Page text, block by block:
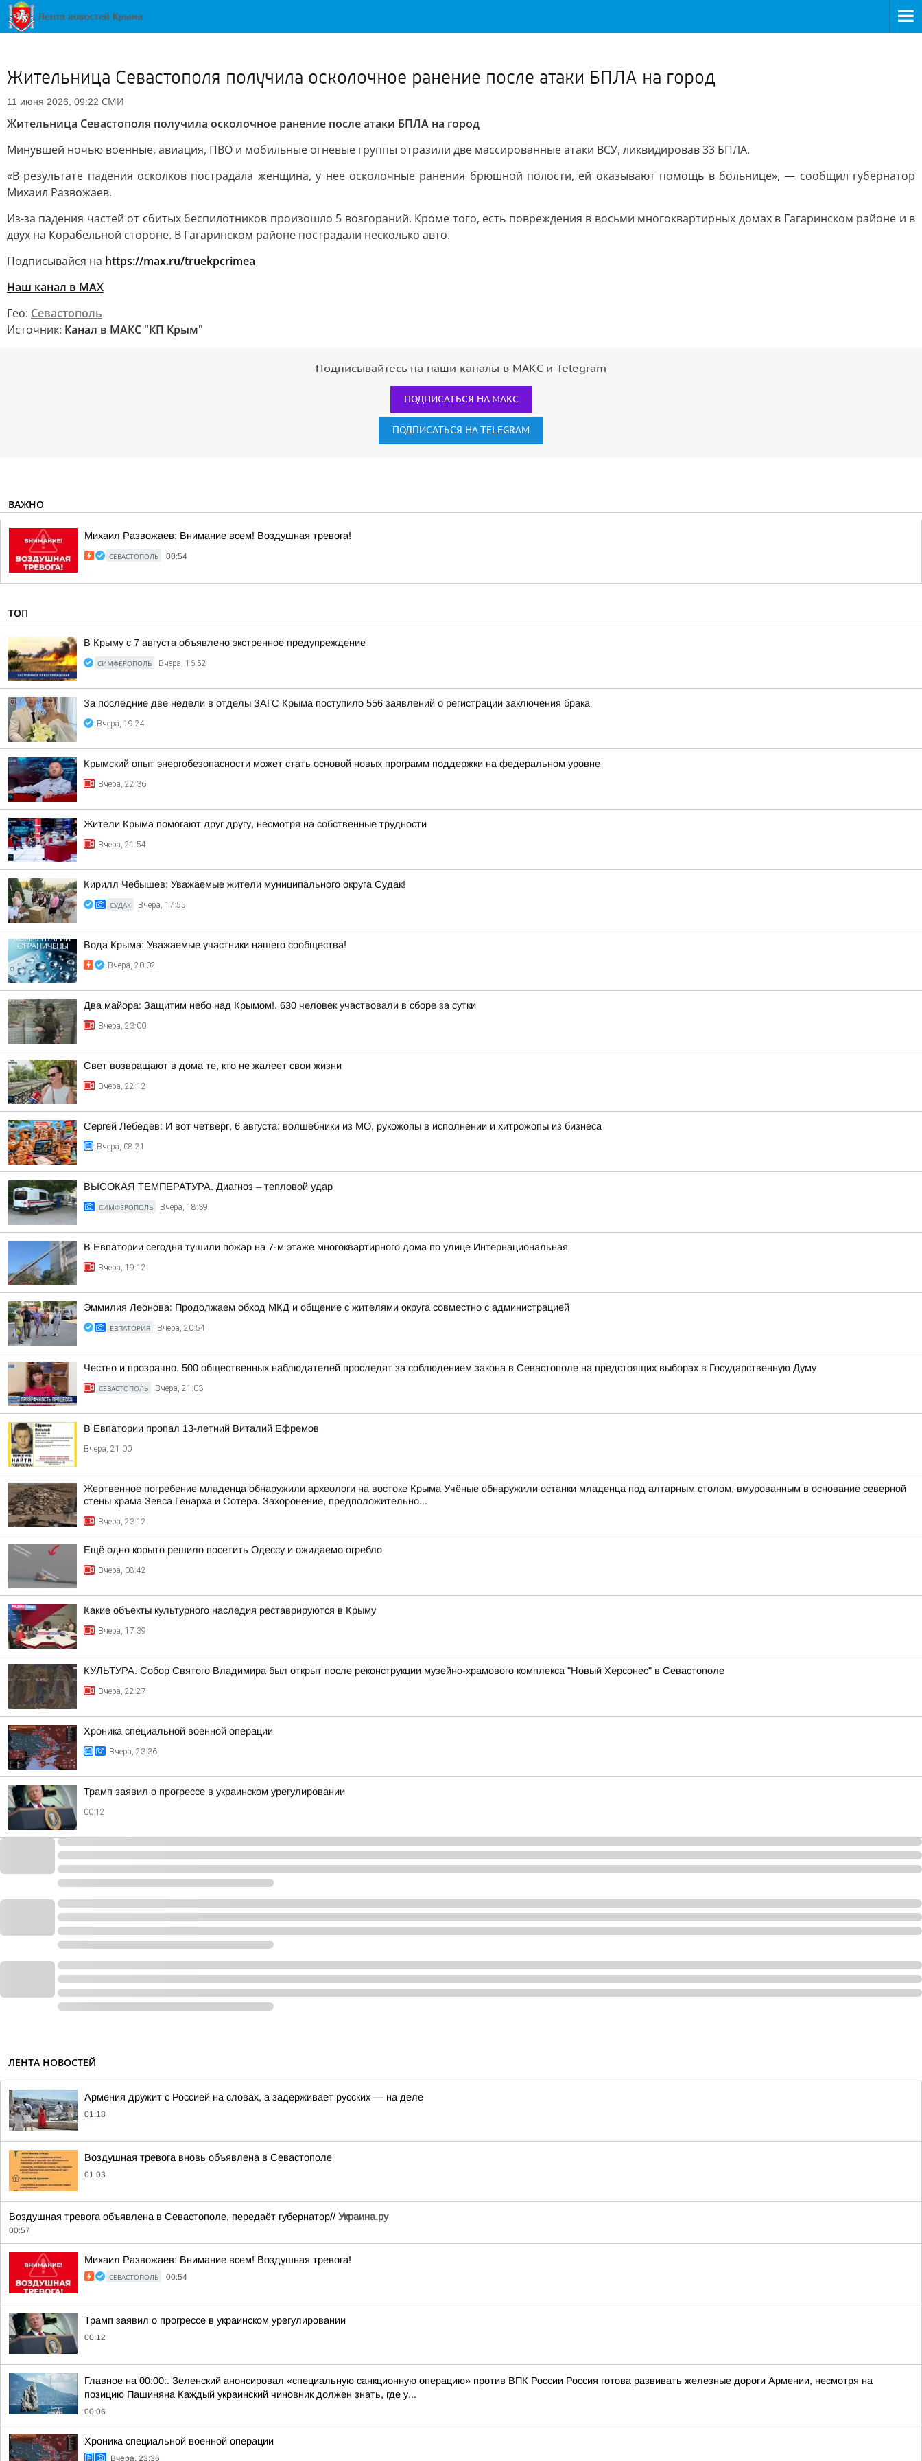
Жительница Севастополя получила осколочное ранение после атаки БПЛА на город
11 июня 2026, 09:22 СМИ
Жительница Севастополя получила осколочное ранение после атаки БПЛА на город
Минувшей ночью военные, авиация, ПВО и мобильные огневые группы отразили две массированные атаки ВСУ, ликвидировав 33 БПЛА.
«В результате падения осколков пострадала женщина, у нее осколочные ранения брюшной полости, ей оказывают помощь в больнице», — сообщил губернатор
Михаил Развожаев.
Из-за падения частей от сбитых беспилотников произошло 5 возгораний. Кроме того, есть повреждения в восьми многоквартирных домах в Гагаринском районе и в
двух на Корабельной стороне. В Гагаринском районе пострадали несколько авто.
Подписывайся на https://max.ru/truekpcrimea
Наш канал в MAX
Гео: Севастополь
Источник: Канал в МАКС "КП Крым"
Подписывайтесь на наши каналы в МАКС и Telegram
ПОДПИСАТЬСЯ НА МАКС
ПОДПИСАТЬСЯ НА TELEGRAM
ВАЖНО
Михаил Развожаев: Внимание всем! Воздушная тревога!
СЕВАСТОПОЛЬ 00:54
ТОП
В Крыму с 7 августа объявлено экстренное предупреждение
СИМФЕРОПОЛЬ Вчера, 16:52
За последние две недели в отделы ЗАГС Крыма поступило 556 заявлений о регистрации заключения брака
Вчера, 19:24
Крымский опыт энергобезопасности может стать основой новых программ поддержки на федеральном уровне
Вчера, 22:36
Жители Крыма помогают друг другу, несмотря на собственные трудности
Вчера, 21:54
Кирилл Чебышев: Уважаемые жители муниципального округа Судак!
СУДАК Вчера, 17:55
Вода Крыма: Уважаемые участники нашего сообщества!
Вчера, 20:02
Два майора: Защитим небо над Крымом!. 630 человек участвовали в сборе за сутки
Вчера, 23:00
Свет возвращают в дома те, кто не жалеет свои жизни
Вчера, 22:12
Сергей Лебедев: И вот четверг, 6 августа: волшебники из МО, рукожопы в исполнении и хитрожопы из бизнеса
Вчера, 08:21
ВЫСОКАЯ ТЕМПЕРАТУРА. Диагноз – тепловой удар
СИМФЕРОПОЛЬ Вчера, 18:39
В Евпатории сегодня тушили пожар на 7-м этаже многоквартирного дома по улице Интернациональная
Вчера, 19:12
Эммилия Леонова: Продолжаем обход МКД и общение с жителями округа совместно с администрацией
ЕВПАТОРИЯ Вчера, 20:54
Честно и прозрачно. 500 общественных наблюдателей проследят за соблюдением закона в Севастополе на предстоящих выборах в Государственную Думу
СЕВАСТОПОЛЬ Вчера, 21:03
В Евпатории пропал 13-летний Виталий Ефремов
Вчера, 21:00
Жертвенное погребение младенца обнаружили археологи на востоке Крыма Учёные обнаружили останки младенца под алтарным столом, вмурованным в основание северной
стены храма Зевса Генарха и Сотера. Захоронение, предположительно...
Вчера, 23:12
Ещё одно корыто решило посетить Одессу и ожидаемо огребло
Вчера, 08:42
Какие объекты культурного наследия реставрируются в Крыму
Вчера, 17:39
КУЛЬТУРА. Собор Святого Владимира был открыт после реконструкции музейно-храмового комплекса "Новый Херсонес" в Севастополе
Вчера, 22:27
Хроника специальной военной операции
Вчера, 23:36
Трамп заявил о прогрессе в украинском урегулировании
00:12
ЛЕНТА НОВОСТЕЙ
Армения дружит с Россией на словах, а задерживает русских — на деле
01:18
Воздушная тревога вновь объявлена в Севастополе
01:03
Воздушная тревога объявлена в Севастополе, передаёт губернатор// Украина.ру
00:57
Михаил Развожаев: Внимание всем! Воздушная тревога!
СЕВАСТОПОЛЬ 00:54
Трамп заявил о прогрессе в украинском урегулировании
00:12
Главное на 00:00:. Зеленский анонсировал «специальную санкционную операцию» против ВПК России Россия готова развивать железные дороги Армении, несмотря на
позицию Пашиняна Каждый украинский чиновник должен знать, где у...
00:06
Хроника специальной военной операции
Вчера, 23:36